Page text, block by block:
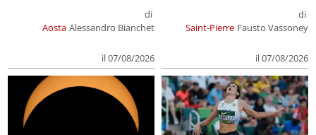
Aosta
di
Alessandro Bianchet
il 07/08/2026
Saint-Pierre
di
Fausto Vassoney
il 07/08/2026